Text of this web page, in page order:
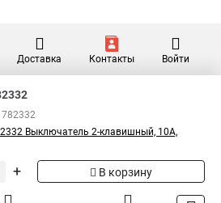
Доставка Контакты Войти
782332
Выключатель 2-клавишный, 10А,
+ В корзину